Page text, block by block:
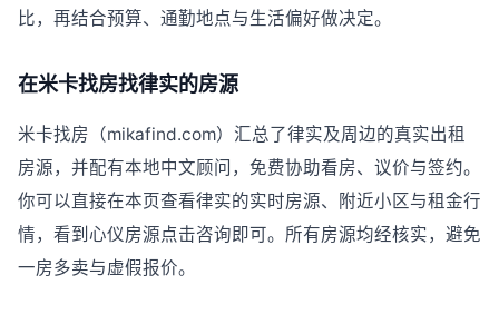
比，再结合预算、通勤地点与生活偏好做决定。
在米卡找房找律实的房源
米卡找房（mikafind.com）汇总了律实及周边的真实出租
房源，并配有本地中文顾问，免费协助看房、议价与签约。
你可以直接在本页查看律实的实时房源、附近小区与租金行
情，看到心仪房源点击咨询即可。所有房源均经核实，避免
一房多卖与虚假报价。